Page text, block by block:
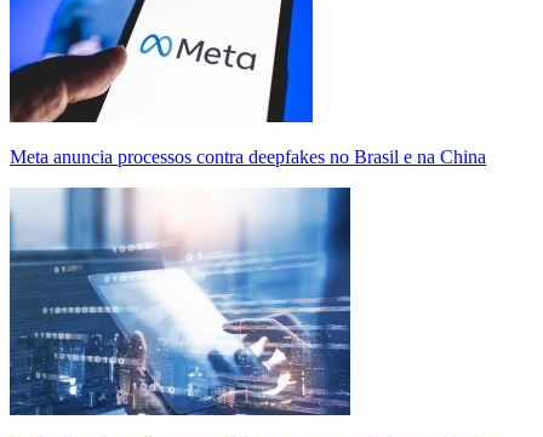
Meta anuncia processos contra deepfakes no Brasil e na China